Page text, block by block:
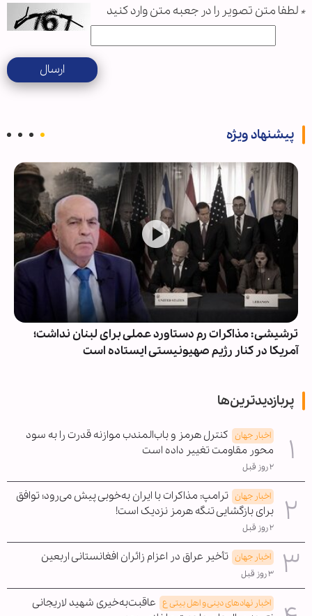
* لطفا متن تصویر را در جعبه متن وارد کنید
ارسال
پیشنهاد ویژه
ترشیشی: مذاکرات رم دستاورد عملی برای لبنان نداشت؛
آمریکا در کنار رژیم صهیونیستی ایستاده است
پربازدیدترین‌ها
اخبار جهان کنترل هرمز و باب‌المندب موازنه قدرت را به سود
محور مقاومت تغییر داده است
۲ روز قبل
اخبار جهان ترامپ: مذاکرات با ایران به‌خوبی پیش می‌رود؛ توافق
برای بازگشایی تنگه هرمز نزدیک است!
۲ روز قبل
اخبار جهان تأخیر عراق در اعزام زائران افغانستانی اربعین
۳ روز قبل
اخبار نهادهای دینی و اهل بیتی ع عاقبت‌به‌خیری شهید لاریجانی